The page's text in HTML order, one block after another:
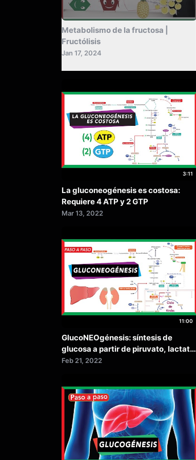
Summarize
Metabolismo de la fructosa |
Fructólisis
Jan 17, 2024
3:11
La gluconeogénesis es costosa:
Requiere 4 ATP y 2 GTP
Mar 13, 2022
11:00
GlucoNEOgénesis: síntesis de
glucosa a partir de piruvato, lactato,
glicerol y aminoácidos
Feb 21, 2022